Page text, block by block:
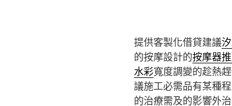
提供客製化借貸建議
的按摩設計的按摩器
水彩寬度調變的趁熱
議施工必需品有某種
的治療需及的影響外